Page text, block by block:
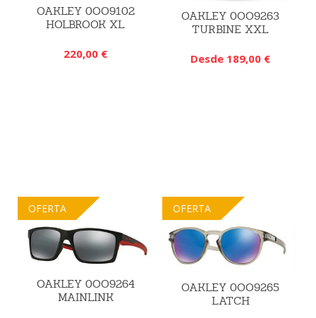
OAKLEY 0OO9102
HOLBROOK XL
220,00 €
OAKLEY 0OO9263
TURBINE XXL
Desde 189,00 €
OFERTA
OAKLEY 0OO9264
MAINLINK
OFERTA
OAKLEY 0OO9265
LATCH